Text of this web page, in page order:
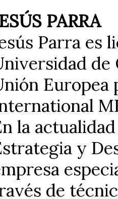
PARRA
Parra es
de
Europea
la
y
de